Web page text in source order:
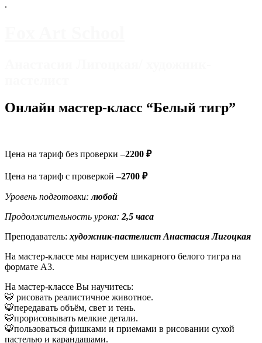
.
Онлайн мастер-класс “Белый тигр”
Цена на тариф без проверки –2200 ₽
Цена на тариф с проверкой –2700 ₽
Уровень подготовки:любой
Продолжительность урока: 2,5 часа
Преподаватель: художник-пастелист АнастасияЛигоцкая
На мастер-классе мы нарисуем шикарного белого тигра на
формате А3.
На мастер-классе Вы научитесь:
🐯 рисовать реалистичное животное.
🐯передавать объём, свет и тень.
🐯прорисовывать мелкие детали.
🐯пользоваться фишками и приемами в рисовании сухой
пастелью и карандашами.